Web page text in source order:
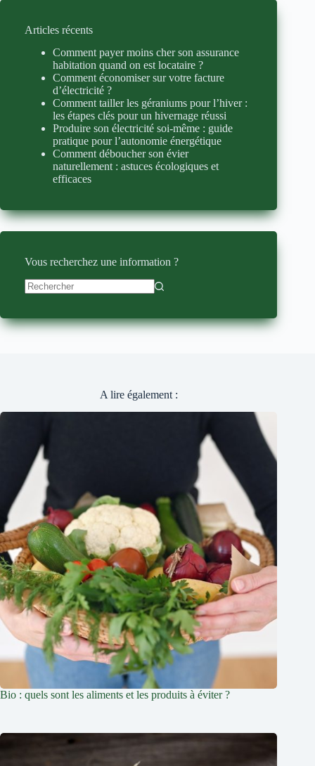
Articles récents
Comment payer moins cher son assurance
habitation quand on est locataire ?
Comment économiser sur votre facture
d’électricité ?
Comment tailler les géraniums pour l’hiver :
les étapes clés pour un hivernage réussi
Produire son électricité soi-même : guide
pratique pour l’autonomie énergétique
Comment déboucher son évier
naturellement : astuces écologiques et
efficaces
Vous recherchez une information ?
A lire également :
Bio : quels sont les aliments et les produits à éviter ?